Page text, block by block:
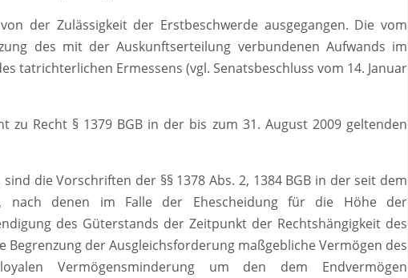
der Zulässigkeit der Erstbeschwerde ausgegangen. Die vom
des mit der Auskunftserteilung verbundenen Aufwands im
tatrichterlichen Ermessens (vgl. Senatsbeschluss vom 14. Januar
zu Recht § 1379 BGB in der bis zum 31. August 2009 geltenden
die Vorschriften der §§ 1378 Abs. 2, 1384 BGB in der seit dem
nach denen im Falle der Ehescheidung für die Höhe der
des Güterstands der Zeitpunkt der Rechtshängigkeit des
der Ausgleichsforderung maßgebliche Vermögen des
Vermögensminderung um den dem Endvermögen